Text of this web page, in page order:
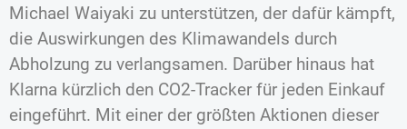
Michael Waiyaki zu unterstützen, der dafür kämpft,
die Auswirkungen des Klimawandels durch
Abholzung zu verlangsamen. Darüber hinaus hat
Klarna kürzlich den CO2-Tracker für jeden Einkauf
eingeführt. Mit einer der größten Aktionen dieser